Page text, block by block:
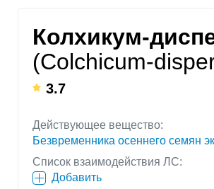
Колхикум-
(Colchicum-
3.7
Действующее вещество:
Безвременника осеннего семян
Список взаимодействия ЛС:
Добавить